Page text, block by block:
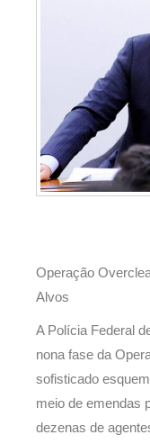
Operação
Alvos
A Polícia Federal
nona fase da
sofisticado
meio de emendas
dezenas de